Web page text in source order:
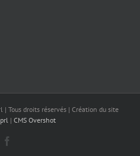
Tous droits réservés | Création du site
| CMS Overshot